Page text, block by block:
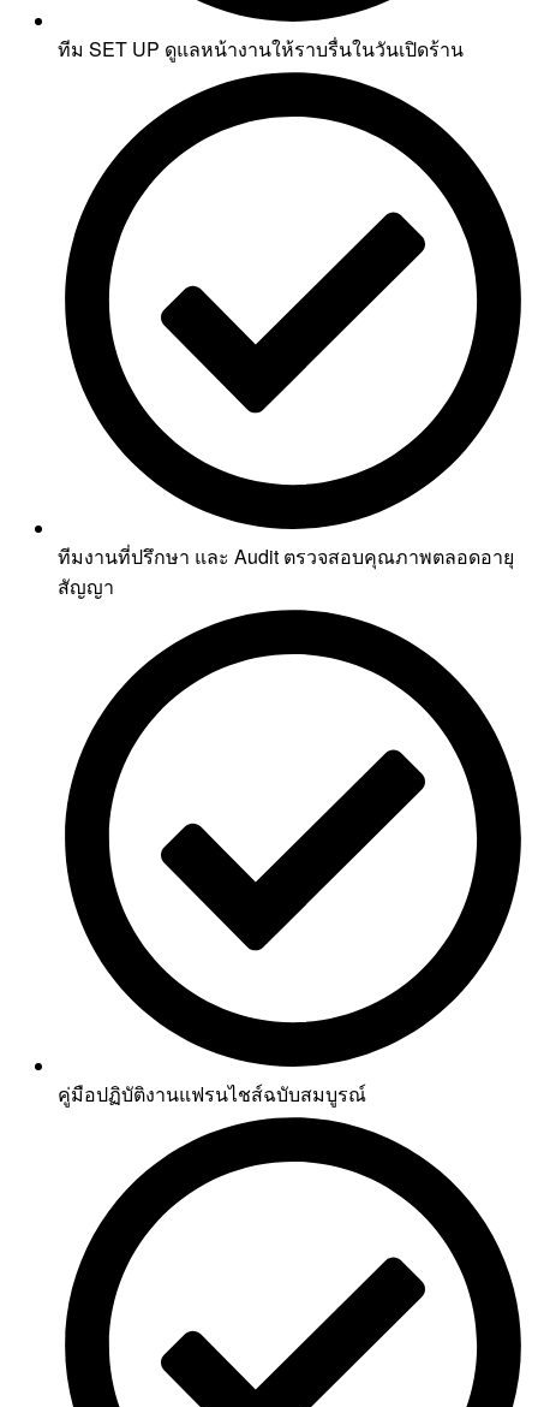
ทีม SET UP ดูแลหน้างานให้ราบรื่นในวันเปิดร้าน
ทีมงานที่ปรึกษา และ Audit ตรวจสอบคุณภาพตลอดอายุ
สัญญา
คู่มือปฏิบัติงานแฟรนไชส์ฉบับสมบูรณ์